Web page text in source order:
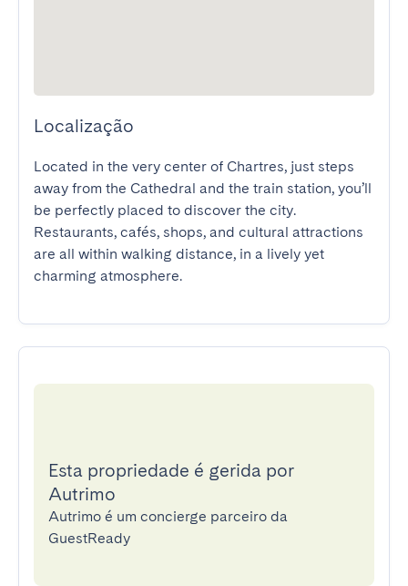
Localização
Located in the very center of Chartres, just steps
away from the Cathedral and the train station, you’ll
be perfectly placed to discover the city.
Restaurants, cafés, shops, and cultural attractions
are all within walking distance, in a lively yet
charming atmosphere.
Esta propriedade é gerida por
Autrimo
Autrimo é um concierge parceiro da
GuestReady